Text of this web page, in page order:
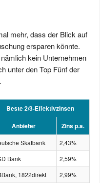
mehr, dass der Blick auf
ersparen könnte.
kein Unternehmen
unter den Top Fünf der
Beste 2/3-Effektivzinsen
Anbieter Zins p.a.
Skatbank
2,43%
Bank
2,59%
1822direkt
2,99%